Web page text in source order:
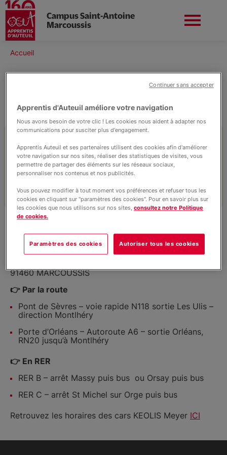
Campus Saint-Antoine
Marcoussis
Vie du campus
Scolarité
Apprentissage
Formations professionnelles et
continues
Infos pratiques et contact
Apprentis d'Auteuil en
Fil
Accueil
Accès Saint-Antoine
Retrouvez toutes les informations pour vous
rendre sur notre campus !
Adresse :
91460 MARCOUSSIS
👉 Par la route
Pont de Sèvres – voie rapide N118 sortie Les Ulis –
direction Montlhéry
Porte d’Orléans – Autoroute A6 – sortie Orléans,
RN20 jusqu’à Montlhéry
👉 En RER
RER B – arrêt Massy puis bus ou Orsay puis bus
RER C – arrêt St Michel sur Orge puis bus
Retrouvez les horaires des cars KEOLIS Meyer ICI
Apprentis d'Auteuil améliore votre navigation
Nous avons besoin de votre clic ! Les cookies nous aident à adapter nos
communications pour susciter plus d'engagement.
Apprentis Auteuil et ses partenaires utilisent des cookies afin d'améliorer
votre navigation sur nos sites, réaliser des statistiques de visites, vous
permettre de partager des éléments sur les réseaux sociaux,
personnaliser nos contenus et nos publicités.
Vous pouvez modifier à tout moment vos préférences et refuser tous les
cookies en cliquant sur "paramètres des cookies". Pour en savoir plus sur
les cookies que nous utilisons sur nos sites,consultez notre Politique
de cookies.
Paramètres des cookies Autoriser tous les cookies
Continuer sans accepter